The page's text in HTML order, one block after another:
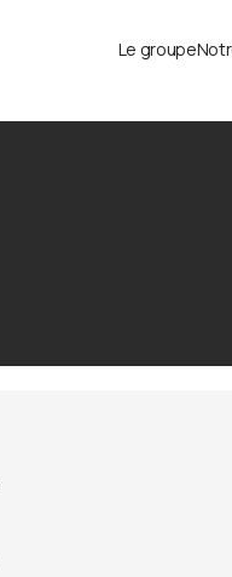
Le groupe